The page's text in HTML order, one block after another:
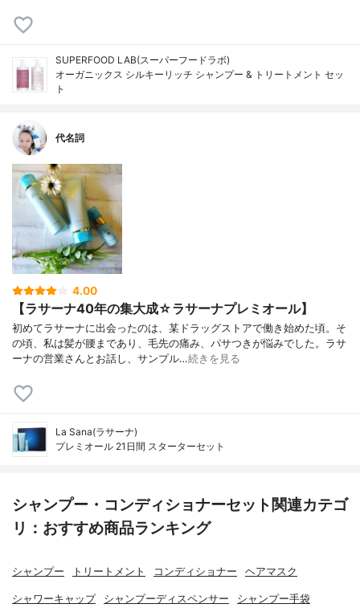
SUPERFOOD LAB(スーパーフードラボ)
オーガニックス シルキーリッチ シャンプー & トリートメント セッ
ト
代名詞
4.00
【ラサーナ40年の集大成☆ラサーナプレミオール】
初めてラサーナに出会ったのは、某ドラッグストアで働き始めた頃。そ
の頃、私は髪が腰まであり、毛先の痛み、パサつきが悩みでした。ラサ
ーナの営業さんとお話し、サンプル…続きを見る
La Sana(ラサーナ)
プレミオール 21日間 スターターセット
シャンプー・コンディショナーセット関連カテゴ
リ：おすすめ商品ランキング
シャンプー トリートメント コンディショナー ヘアマスク
シャワーキャップ シャンプーディスペンサー シャンプー手袋